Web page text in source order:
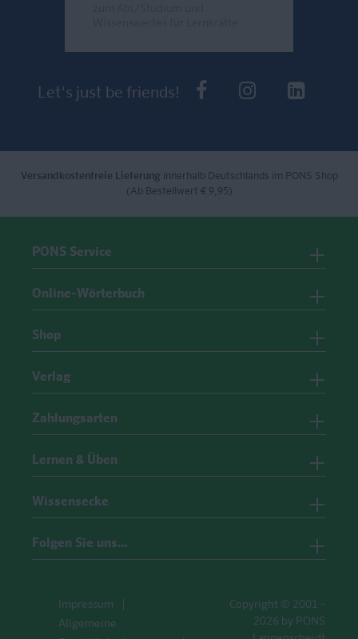
Let's just be friends! PONS beiPONS bei
Versandkostenfreie Lieferung innerhalb Deutschlands im PONS Shop
(Ab Bestellwert € 9,95)
PONS Service
Online-Wörterbuch
Shop
Verlag
Zahlungsarten
Lernen & Üben
Wissensecke
Folgen Sie uns…
Impressum
Allgemeine
Copyright © 2001 -
2026 by PONS